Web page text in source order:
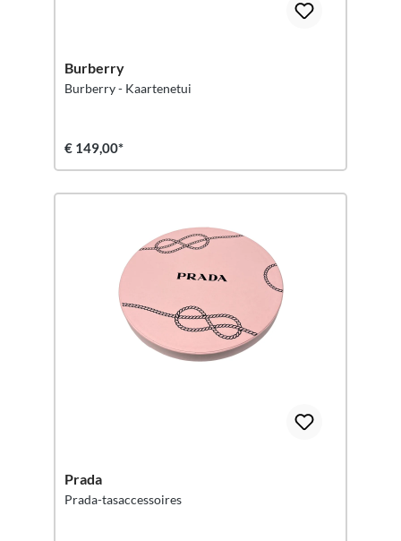
Burberry
Burberry - Kaartenetui
€ 149,00*
Prada
Prada-tasaccessoires